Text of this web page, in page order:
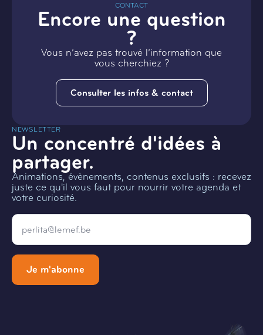
CONTACT
Encore une question
?
Vous n’avez pas trouvé l’information que
vous cherchiez ?
Consulter les infos & contact
NEWSLETTER
Un concentré d'idées à
partager.
Animations, évènements, contenus exclusifs : recevez
juste ce qu'il vous faut pour nourrir votre agenda et
votre curiosité.
Email
Je m'abonne